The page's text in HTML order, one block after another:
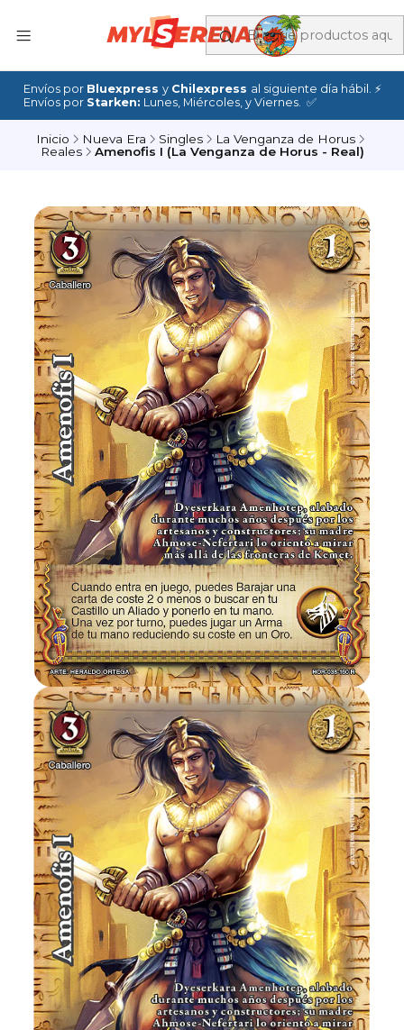
Envíos por Bluexpress y Chilexpress al siguiente día hábil. ⚡
Envíos por Starken: Lunes, Miércoles, y Viernes. ✅
Inicio Nueva Era Singles
La Venganza de Horus
Reales
Amenofis I (La Venganza de Horus - Real)